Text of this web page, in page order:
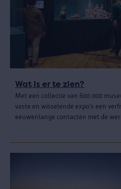
Wat is er te zien?
Met een collectie van 600.000
vaste en wisselende expo’s een
eeuwenlange contacten met de